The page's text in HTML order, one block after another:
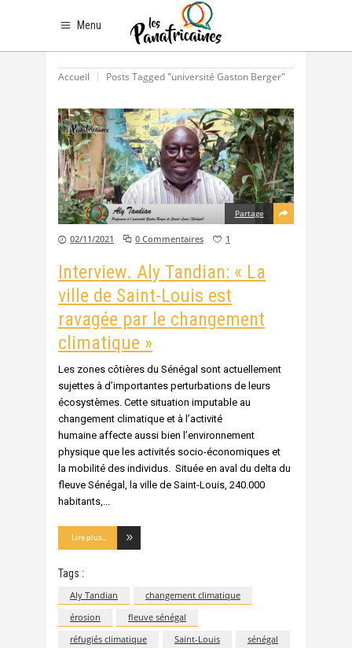
Menu
Accueil Posts Tagged "université Gaston Berger"
Partage
02/11/2021 0 Commentaires 1
Interview. Aly Tandian: « La
ville de Saint-Louis est
ravagée par le changement
climatique »
Les zones côtières du Sénégal sont actuellement
sujettes à d’importantes perturbations de leurs
écosystèmes. Cette situation imputable au
changement climatique et à l’activité
humaine affecte aussi bien l’environnement
physique que les activités socio-économiques et
la mobilité des individus. Située en aval du delta du
fleuve Sénégal, la ville de Saint-Louis, 240.000
habitants,
Lire plus...
Tags :
Aly Tandian
changement climatique
érosion
fleuve sénégal
réfugiés climatique
Saint-Louis
sénégal